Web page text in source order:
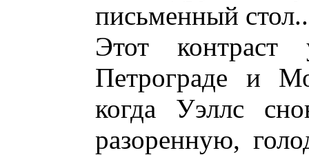
письменный
Этот
Петрограде и
когда Уэллс
разоренную,